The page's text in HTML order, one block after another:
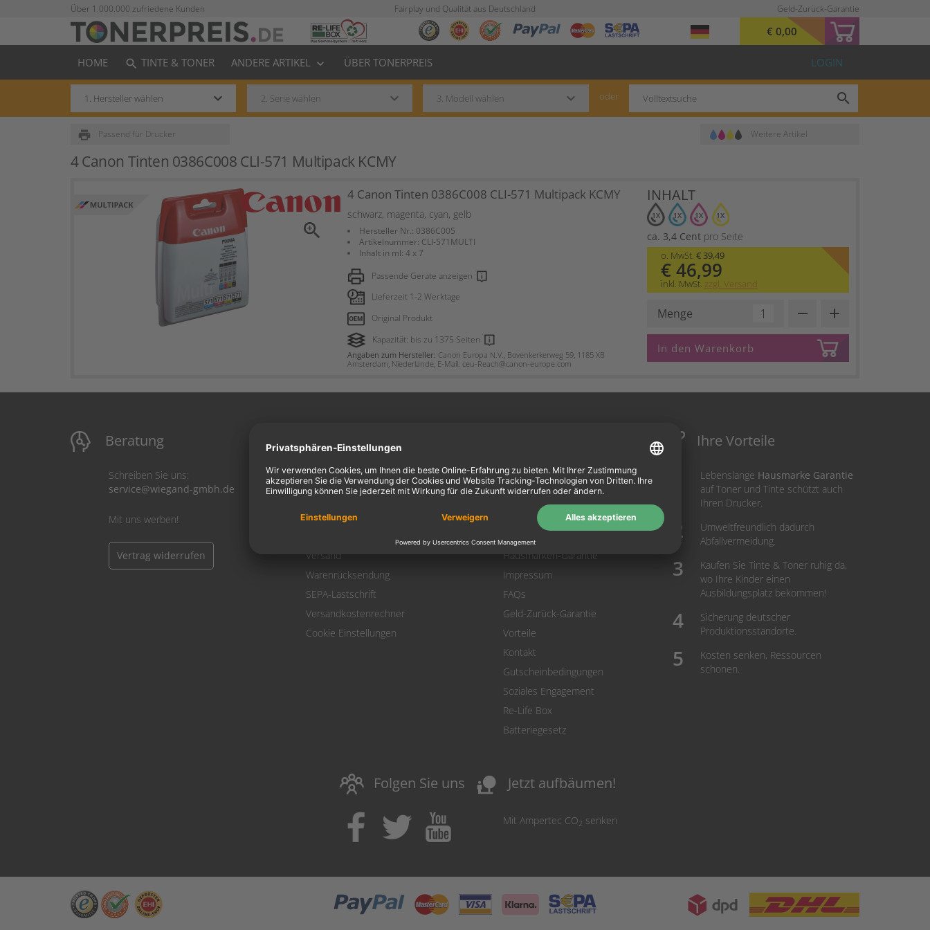
Über 1.000.000 zufriedene Kunden Fairplay und Qualität aus Deutschland Geld-Zurück-Garantie
€ 0,00
HOME search TINTE & TONER ANDERE ARTIKEL keyboard_arrow_down ÜBER TONERPREIS LOGIN
keyboard_arrow_down keyboard_arrow_down keyboard_arrow_down oder search
Passend für Drucker
print Weitere Artikel
4 Canon Tinten 0386C008 CLI-571 Multipack KCMY
zoom_in
4 Canon Tinten 0386C008 CLI-571 Multipack KCMY
schwarz, magenta, cyan, gelb
Hersteller Nr.: 0386C005
Artikelnummer: CLI-571MULTI
Inhalt in ml: 4 x 7
Passende Geräte anzeigen
Lieferzeit 1-2 Werktage
Original Produkt
Kapazität: bis zu 1375 Seiten
Angaben zum Hersteller: Canon Europa N.V., Bovenkerkerweg 59, 1185 XB
Amsterdam, Niederlande, E-Mail: ceu-Reach@canon-europe.com
INHALT
1X 1X 1X 1X
ca. 3,4 Centpro Seite
o. MwSt. € 39,49
€ 46,99
inkl. MwSt. zzgl. Versand
Menge remove add
In den Warenkorb
Beratung
Schreiben Sie uns:
service@wiegand-gmbh.de
Mit uns werben!
Vertrag widerrufen
Mein Konto
Mein Konto
Login
Warenkorb
Versand
Warenrücksendung
SEPA-Lastschrift
Versandkostenrechner
Cookie Einstellungen
Über uns
AGB
Datenschutz
Hausmarken-Garantie
Impressum
FAQs
Geld-Zurück-Garantie
Vorteile
Kontakt
Gutscheinbedingungen
Soziales Engagement
Re-Life Box
Batteriegesetz
Ihre Vorteile
Lebenslange Hausmarke Garantie
auf Toner und Tinte schützt auch
Ihren Drucker.
Umweltfreundlich dadurch
Abfallvermeidung.
Kaufen Sie Tinte & Toner ruhig da,
wo Ihre Kinder einen
Ausbildungsplatz bekommen!
Sicherung deutscher
Produktionsstandorte.
Kosten senken, Ressourcen
schonen.
Folgen Sie uns nature_people Jetzt aufbäumen!
Mit Ampertec CO2 senken